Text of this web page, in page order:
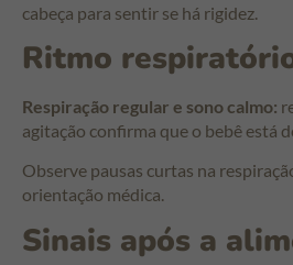
cabeça para sentir se há rigidez.
Ritmo
Respiração regular e sono calmo:
agitação confirma que o bebê está
Observe pausas curtas na
orientação médica.
Sinais após a